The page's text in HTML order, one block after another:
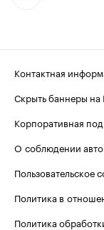
Контактная
Скрыть баннеры на
Корпоративная
О соблюдении
Пользовательское
Политика в
Политика